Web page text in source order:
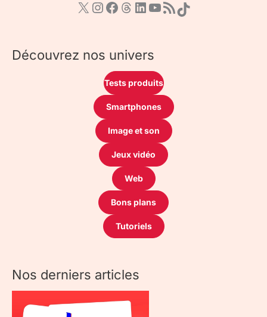
Découvrez nos univers
Tests produits
Smartphones
Image et son
Jeux vidéo
Web
Bons plans
Tutoriels
Nos derniers articles